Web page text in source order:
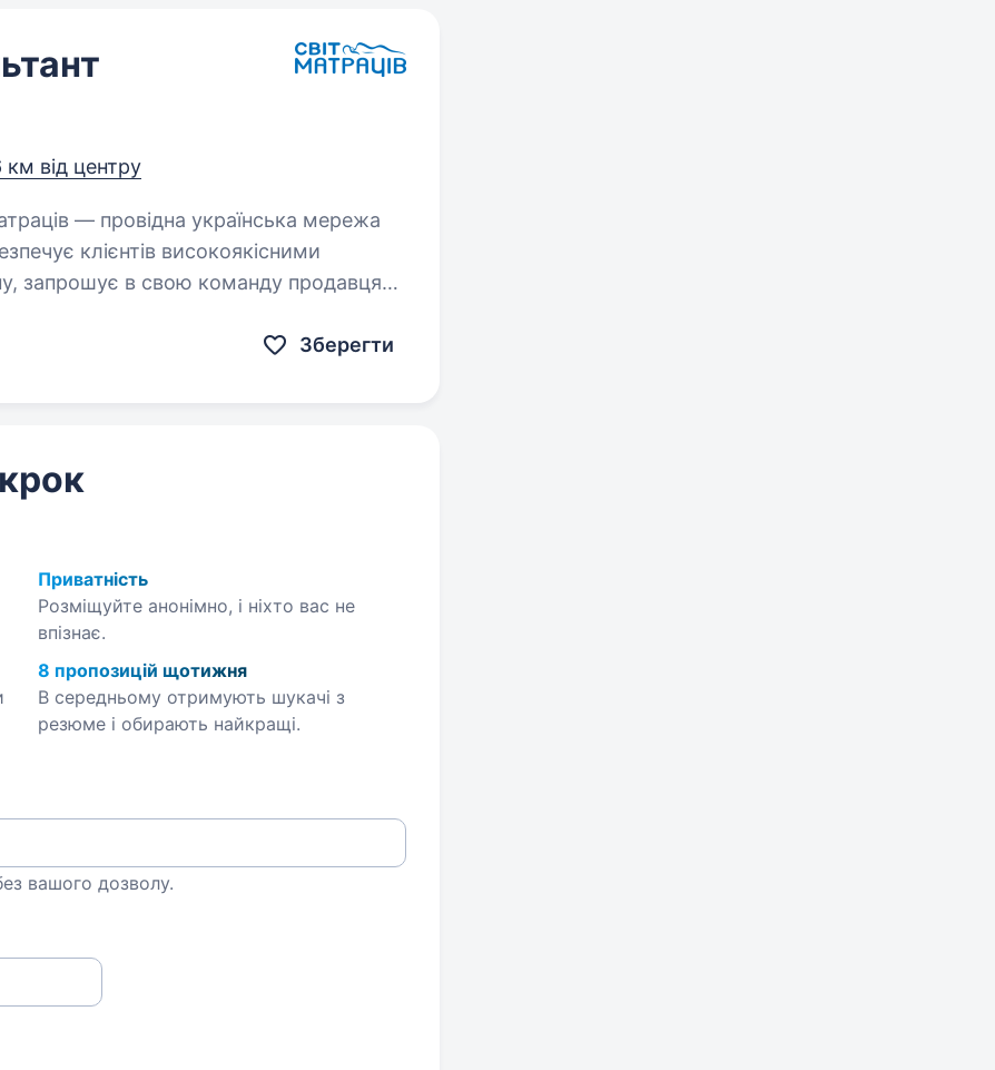
км від центру
клієнтів високоякісними
запрошує в свою команду продавця-
Зберегти
Приватність
Розміщуйте анонімно, і ніхто вас не
впізнає.
8 пропозицій щотижня
В середньому отримують шукачі з
резюме і обирають найкращі.
вашого дозволу.